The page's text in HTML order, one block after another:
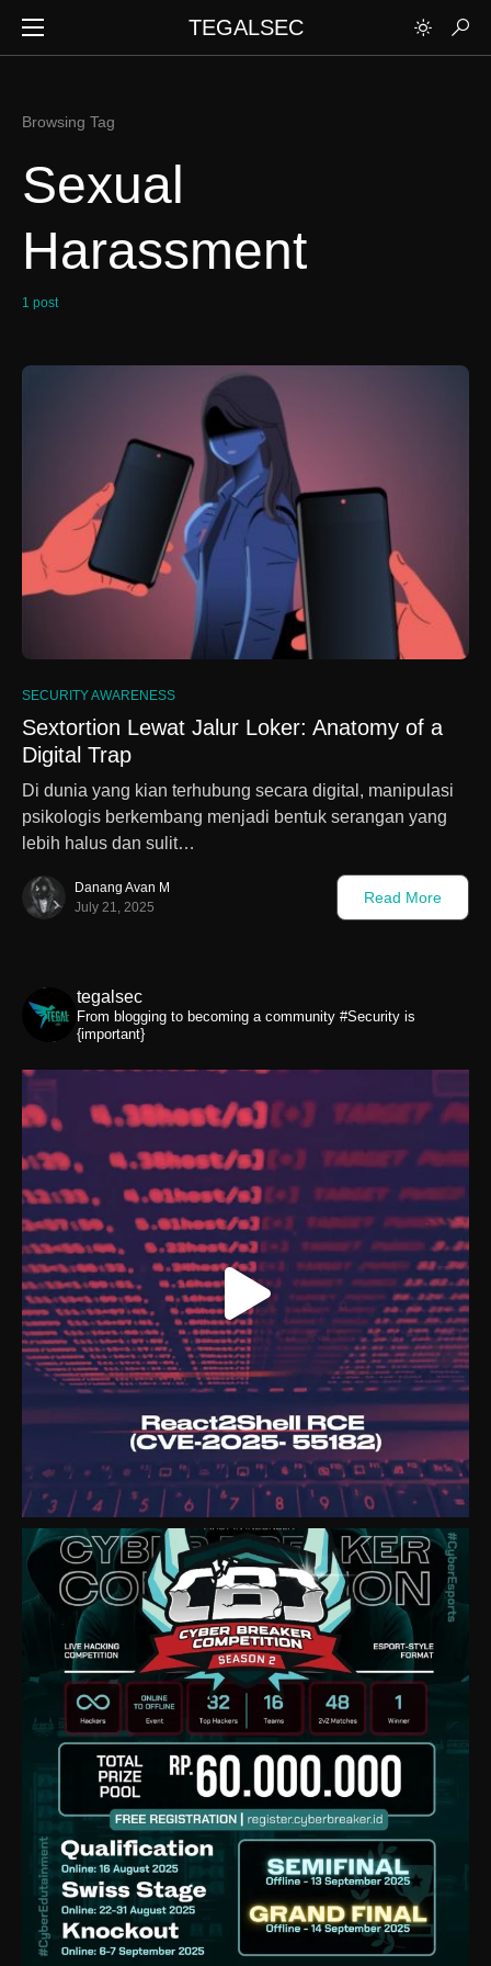
TEGALSEC
Browsing Tag
Sexual
Harassment
1 post
1
SECURITY AWARENESS
Sextortion Lewat Jalur Loker: Anatomy of a
Digital Trap
Di dunia yang kian terhubung secara digital, manipulasi
psikologis berkembang menjadi bentuk serangan yang
lebih halus dan sulit…
Danang Avan M
July 21, 2025
Read More
tegalsec
From blogging to becoming a community #Security is
{important}